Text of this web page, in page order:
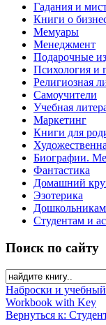
Гадания и
Книги о
Мемуары
Менеджмент
Подарочные
Психология и
Религиозная
Самоучители
Учебная
Маркетинг
Книги для
Биографии.
Фантастика
Домашний
Эзотерика
Дошкольникам
Студентам и
Поиск по сайту
Наброски и
Workbook with Key
Вернуться к: